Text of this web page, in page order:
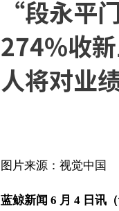
“段永平
274%收
人将对业
图片来源：视觉中国
蓝鲸新闻 6 月 4 日讯（